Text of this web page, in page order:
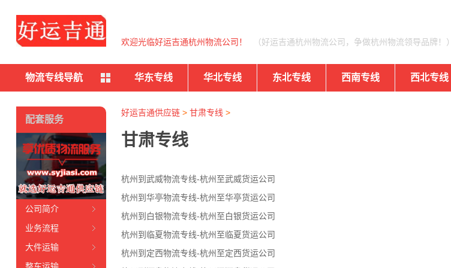
欢迎光临好运吉通杭州物流公司！ （好运吉通杭州物流公司，争做杭州物流领导品牌！）
物流专线导航 华东专线 华北专线 东北专线 西南专线 西北专线
好运吉通供应链> 甘肃专线 >
甘肃专线
杭州到武威物流专线-杭州至武威货运公司
杭州到华亭物流专线-杭州至华亭货运公司
杭州到白银物流专线-杭州至白银货运公司
杭州到临夏物流专线-杭州至临夏货运公司
杭州到定西物流专线-杭州至定西货运公司
配套服务
公司简介
业务流程
大件运输